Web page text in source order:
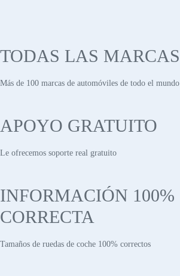
TODAS LAS MARCAS
Más de 100 marcas de automóviles de todo el mundo
APOYO GRATUITO
Le ofrecemos soporte real gratuito
INFORMACIÓN 100%
CORRECTA
Tamaños de ruedas de coche 100% correctos